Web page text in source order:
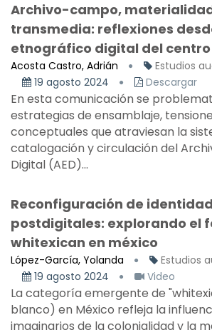
Archivo-campo,
transmedia: reflexiones
etnográfico digital del centro
Acosta Castro, Adrián
Estudios
19 agosto 2024
Descargar
En esta comunicación se
estrategias de ensamblaje,
conceptuales que atraviesan la
catalogación y circulación del
Digital (AED)...
Reconfiguración de
postdigitales: explorando el
whitexican en méxico
López-García, Yolanda
Estudios
19 agosto 2024
Video
La categoría emergente de
blanco) en México refleja la
imaginarios de la colonialidad y la